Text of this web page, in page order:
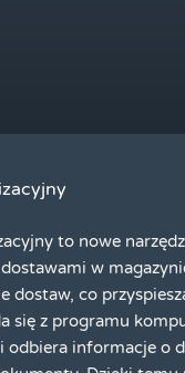
to nowe
dostawami w
dostaw, co
się z programu
i odbiera informacje o